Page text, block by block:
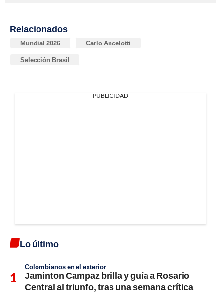
Relacionados
Mundial 2026 Carlo Ancelotti
Selección Brasil
PUBLICIDAD
Lo último
Colombianos en el exterior
Jaminton Campaz brilla y guía a Rosario
Central al triunfo, tras una semana crítica